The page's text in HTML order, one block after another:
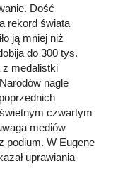
Dość
rekord świata
ją mniej niż
do 300 tys.
z medalistki
nagle
czwartym
mediów
podium. W Eugene
uprawiania